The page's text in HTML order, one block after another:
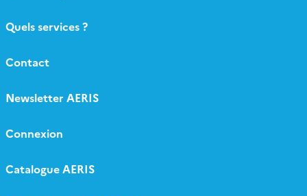
Quels services ?
Contact
Newsletter AERIS
Connexion
Catalogue AERIS